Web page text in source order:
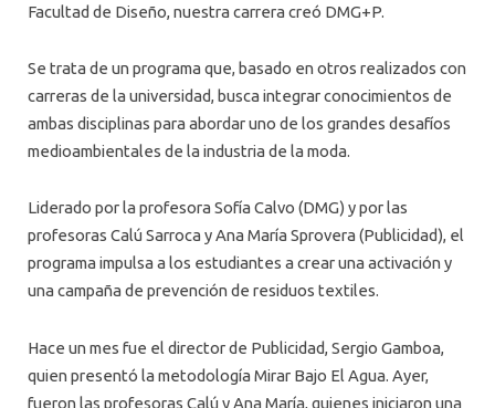
Facultad de Diseño, nuestra carrera creó DMG+P.
Se trata de un programa que, basado en otros realizados con
carreras de la universidad, busca integrar conocimientos de
ambas disciplinas para abordar uno de los grandes desafíos
medioambientales de la industria de la moda.
Liderado por la profesora Sofía Calvo (DMG) y por las
profesoras Calú Sarroca y Ana María Sprovera (Publicidad), el
programa impulsa a los estudiantes a crear una activación y
una campaña de prevención de residuos textiles.
Hace un mes fue el director de Publicidad, Sergio Gamboa,
quien presentó la metodología Mirar Bajo El Agua. Ayer,
fueron las profesoras Calú y Ana María, quienes iniciaron una